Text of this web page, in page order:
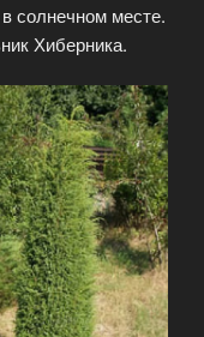
солнечном месте.
Хиберника.